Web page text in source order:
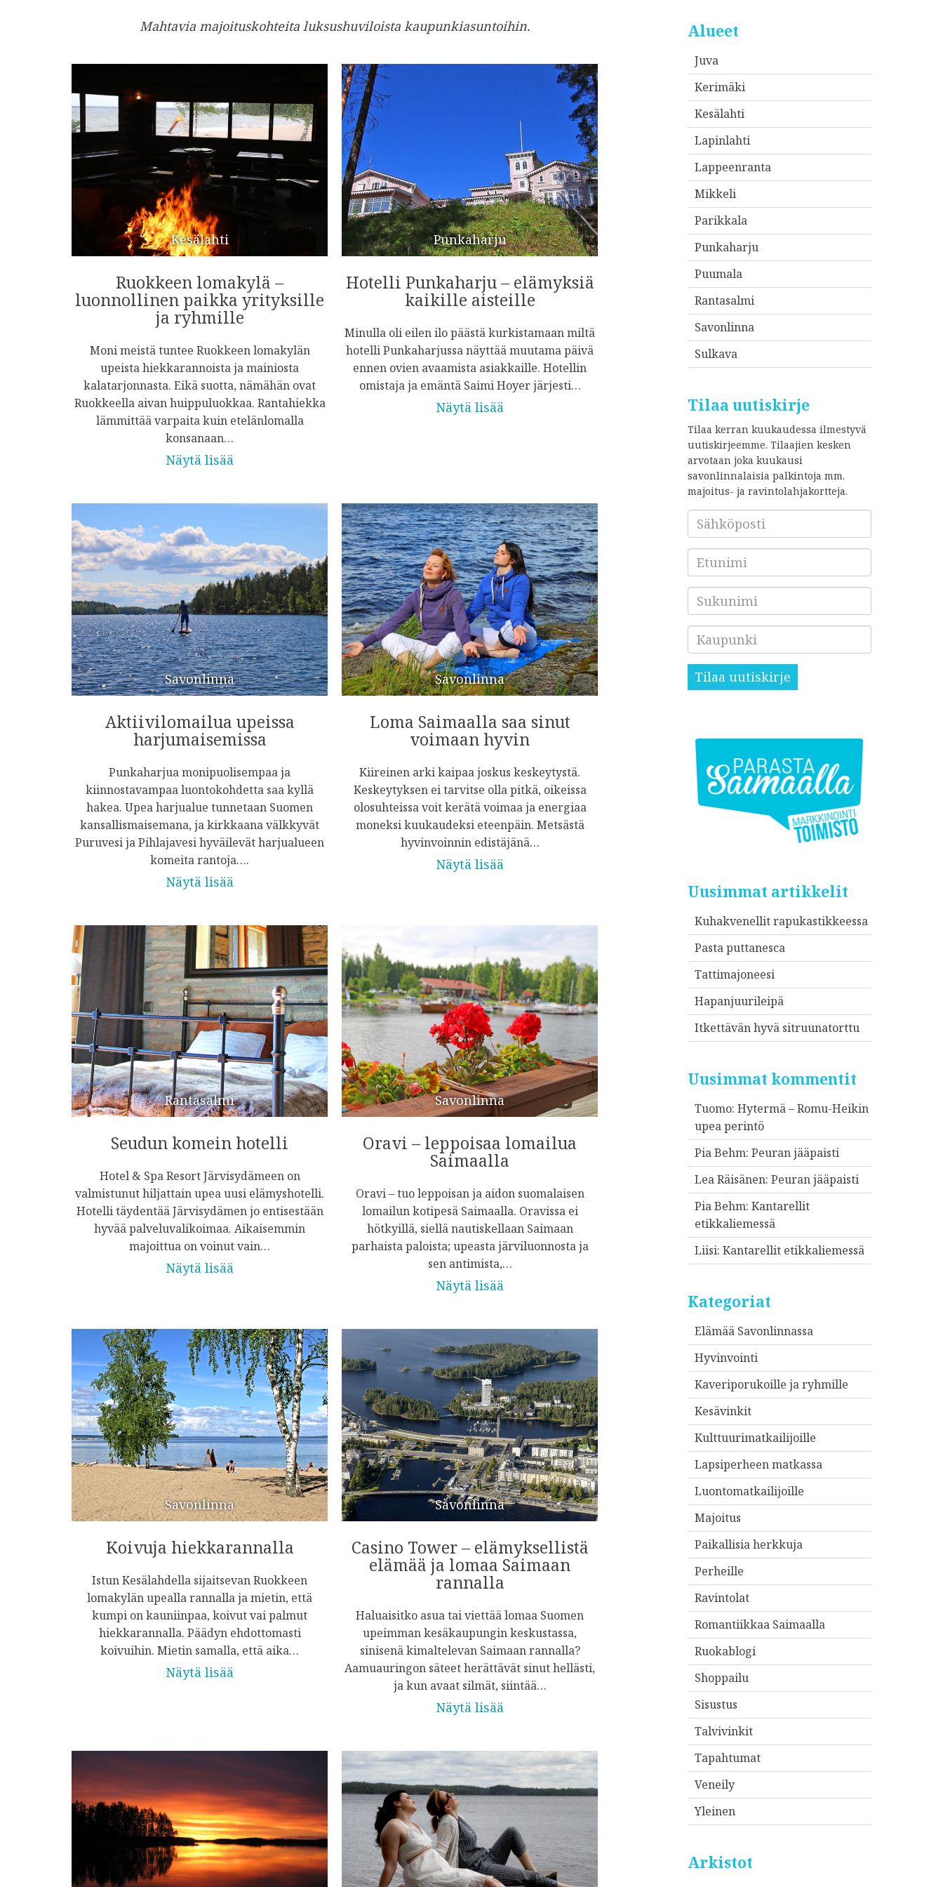
Mahtavia majoituskohteita luksushuviloista kaupunkiasuntoihin.
Kesälahti
Ruokkeen lomakylä –
luonnollinen paikka yrityksille
ja ryhmille
Moni meistä tuntee Ruokkeen lomakylän
upeista hiekkarannoista ja mainiosta
kalatarjonnasta. Eikä suotta, nämähän ovat
Ruokkeella aivan huippuluokkaa. Rantahiekka
lämmittää varpaita kuin etelänlomalla
konsanaan…
Näytä lisää
Punkaharju
Hotelli Punkaharju – elämyksiä
kaikille aisteille
Minulla oli eilen ilo päästä kurkistamaan miltä
hotelli Punkaharjussa näyttää muutama päivä
ennen ovien avaamista asiakkaille. Hotellin
omistaja ja emäntä Saimi Hoyer järjesti…
Näytä lisää
Savonlinna
Aktiivilomailua upeissa
harjumaisemissa
Punkaharjua monipuolisempaa ja
kiinnostavampaa luontokohdetta saa kyllä
hakea. Upea harjualue tunnetaan Suomen
kansallismaisemana, ja kirkkaana välkkyvät
Puruvesi ja Pihlajavesi hyväilevät harjualueen
komeita rantoja….
Näytä lisää
Savonlinna
Loma Saimaalla saa sinut
voimaan hyvin
Kiireinen arki kaipaa joskus keskeytystä.
Keskeytyksen ei tarvitse olla pitkä, oikeissa
olosuhteissa voit kerätä voimaa ja energiaa
moneksi kuukaudeksi eteenpäin. Metsästä
hyvinvoinnin edistäjänä…
Näytä lisää
Rantasalmi
Seudun komein hotelli
Hotel & Spa Resort Järvisydämeen on
valmistunut hiljattain upea uusi elämyshotelli.
Hotelli täydentää Järvisydämen jo entisestään
hyvää palveluvalikoimaa. Aikaisemmin
majoittua on voinut vain…
Näytä lisää
Savonlinna
Oravi – leppoisaa lomailua
Saimaalla
Oravi – tuo leppoisan ja aidon suomalaisen
lomailun kotipesä Saimaalla. Oravissa ei
hötkyillä, siellä nautiskellaan Saimaan
parhaista paloista; upeasta järviluonnosta ja
sen antimista,…
Näytä lisää
Savonlinna
Koivuja hiekkarannalla
Istun Kesälahdella sijaitsevan Ruokkeen
lomakylän upealla rannalla ja mietin, että
kumpi on kauniinpaa, koivut vai palmut
hiekkarannalla. Päädyn ehdottomasti
koivuihin. Mietin samalla, että aika…
Näytä lisää
Savonlinna
Casino Tower – elämyksellistä
elämää ja lomaa Saimaan
rannalla
Haluaisitko asua tai viettää lomaa Suomen
upeimman kesäkaupungin keskustassa,
sinisenä kimaltelevan Saimaan rannalla?
Aamuauringon säteet herättävät sinut hellästi,
ja kun avaat silmät, siintää…
Näytä lisää
Alueet
Juva
Kerimäki
Kesälahti
Lapinlahti
Lappeenranta
Mikkeli
Parikkala
Punkaharju
Puumala
Rantasalmi
Savonlinna
Sulkava
Tilaa uutiskirje
Tilaa kerran kuukaudessa ilmestyvä
uutiskirjeemme. Tilaajien kesken
arvotaan joka kuukausi
savonlinnalaisia palkintoja mm.
majoitus- ja ravintolahjakortteja.
Sähköposti
Etunimi
Sukunimi
Kaupunki
Tilaa uutiskirje
Uusimmat artikkelit
Kuhakvenellit rapukastikkeessa
Pasta puttanesca
Tattimajoneesi
Hapanjuurileipä
Itkettävän hyvä sitruunatorttu
Uusimmat kommentit
Tuomo: Hytermä – Romu-Heikin
upea perintö
Pia Behm: Peuran jääpaisti
Lea Räisänen: Peuran jääpaisti
Pia Behm: Kantarellit
etikkaliemessä
Liisi: Kantarellit etikkaliemessä
Kategoriat
Elämää Savonlinnassa
Hyvinvointi
Kaveriporukoille ja ryhmille
Kesävinkit
Kulttuurimatkailijoille
Lapsiperheen matkassa
Luontomatkailijoille
Majoitus
Paikallisia herkkuja
Perheille
Ravintolat
Romantiikkaa Saimaalla
Ruokablogi
Shoppailu
Sisustus
Talvivinkit
Tapahtumat
Veneily
Yleinen
Arkistot